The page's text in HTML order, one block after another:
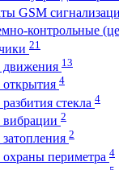
GSM
контрольные
21
движения 13
4
стекла 4
2
2
периметра 4